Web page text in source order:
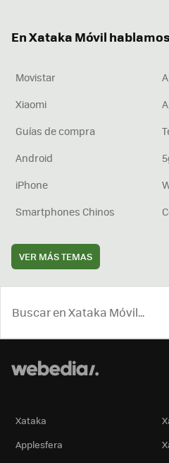
En Xataka Móvil
Movistar
Xiaomi
Guías de compra
Android
iPhone
Smartphones Chinos
VER MÁS TEMAS
Xataka
Applesfera